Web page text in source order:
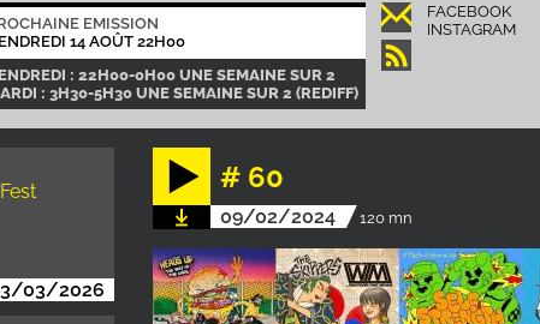
EMISSION
14 AOÛT 22H00
: 22H00-0H00 UNE SEMAINE SUR 2
: 3H30-5H30 UNE SEMAINE SUR 2 (REDIFF)
FACEBOOK
INSTAGRAM
03/2026
# 60
09/02/2024 120 mn